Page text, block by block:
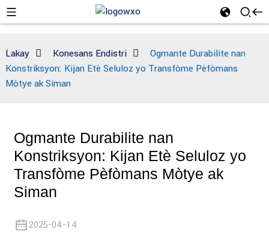
Lakay Konesans Endistri
Ogmante Durabilite nan
Konstriksyon: Kijan Etè Seluloz yo Transfòme Pèfòmans
Mòtye ak Siman
Ogmante Durabilite nan
Konstriksyon: Kijan Etè Seluloz yo
Transfòme Pèfòmans Mòtye ak
Siman
2025-04-14